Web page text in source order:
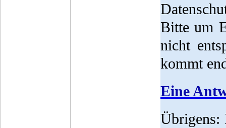
Bitte um
nicht
kommt
Eine
Übrigens: